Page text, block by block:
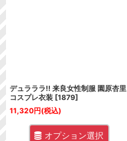
デュラララ!! 来良女性制服 園原杏里
コスプレ衣装 [1879]
11,320円(税込)
オプション選択